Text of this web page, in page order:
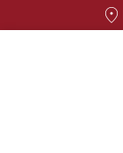
location_on